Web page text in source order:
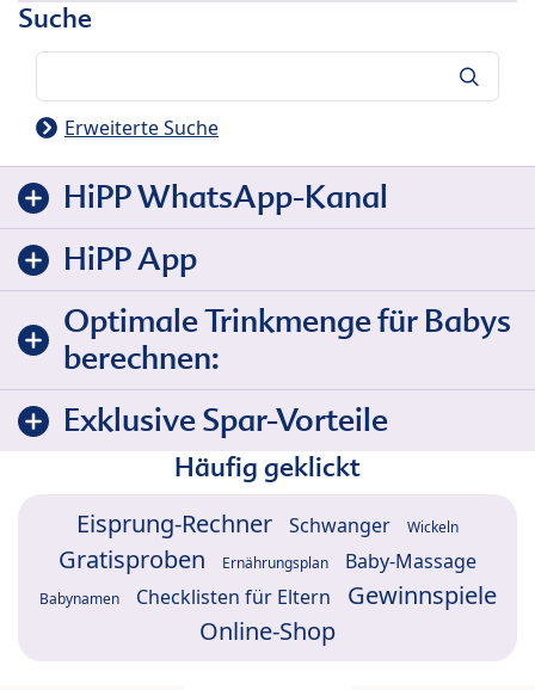
Suche
Erweiterte Suche
HiPP WhatsApp-Kanal
HiPP App
Optimale Trinkmenge für Babys
berechnen:
Exklusive Spar-Vorteile
Häufig geklickt
Eisprung-Rechner Schwanger Wickeln
Gratisproben Ernährungsplan Baby-Massage
Babynamen Checklisten für Eltern
Gewinnspiele
Online-Shop